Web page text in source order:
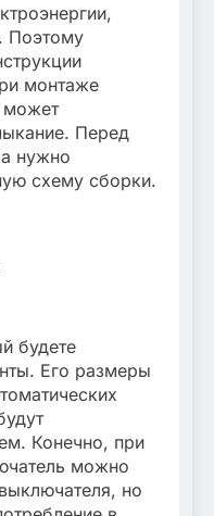
Поэтому
монтаже
может
Перед
нужно
схему сборки.
будете
Его размеры
Конечно, при
можно
но